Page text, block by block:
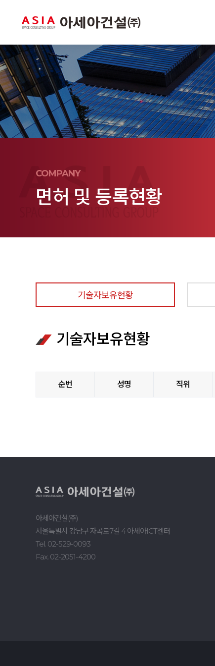
COMPANY
면허 및 등록현황
기술자보유현황
기술자보유현황
순번 성명 직위
아세아건설(주)
서울특별시 강남구 자곡로7길 4 아세아ICT센터
Tel. 02-529-0093
Fax. 02-2051-4200